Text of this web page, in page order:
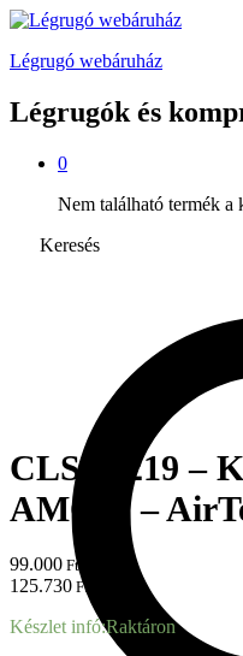
Légrugó webáruház
Légrugók és
0
Nem található termék a
Keresés
CLS W219 –
AMG is –
99.000 Ft + ÁFA
125.730 Ft brutto
Készlet infó:Raktáron